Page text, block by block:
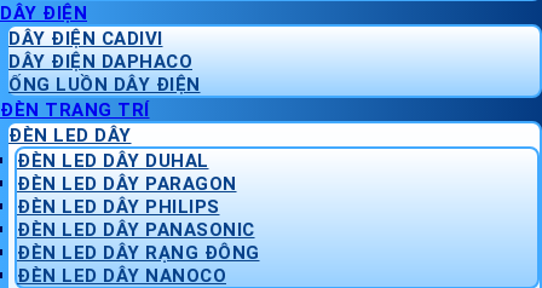
DÂY ĐIỆN
DÂY ĐIỆN CADIVI
DÂY ĐIỆN DAPHACO
ỐNG LUỒN DÂY ĐIỆN
ĐÈN TRANG TRÍ
ĐÈN LED DÂY
ĐÈN LED DÂY DUHAL
ĐÈN LED DÂY PARAGON
ĐÈN LED DÂY PHILIPS
ĐÈN LED DÂY PANASONIC
ĐÈN LED DÂY RẠNG ĐÔNG
ĐÈN LED DÂY NANOCO